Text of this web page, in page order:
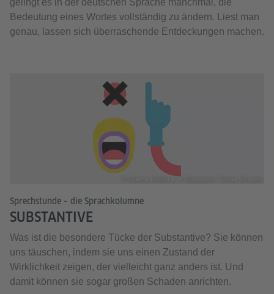
gelingt es in der deutschen Sprache manchmal, die
Bedeutung eines Wortes vollständig zu ändern. Liest man
genau, lassen sich überraschende Entdeckungen machen.
Sprechstunde – die Sprachkolumne
SUBSTANTIVE
Was ist die besondere Tücke der Substantive? Sie können
uns täuschen, indem sie uns einen Zustand der
Wirklichkeit zeigen, der vielleicht ganz anders ist. Und
damit können sie sogar großen Schaden anrichten.